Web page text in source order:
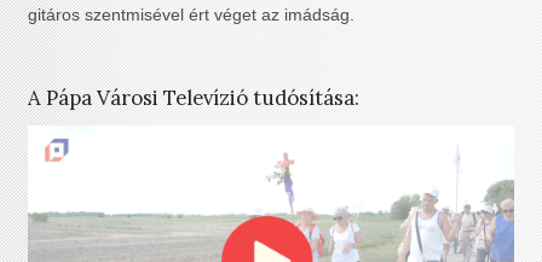
gitáros szentmisével ért véget az imádság.
A Pápa Városi Televízió tudósítása: